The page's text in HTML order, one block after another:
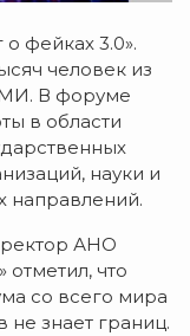
фейках 3.0».
человек из
В форуме
в области
науки и
направлений.
АНО
что
со всего мира
не знает границ.